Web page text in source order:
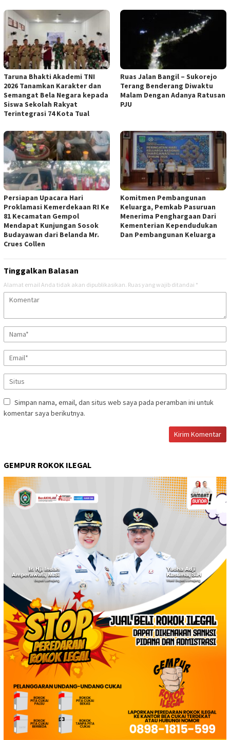
Taruna Bhakti Akademi TNI
2026 Tanamkan Karakter dan
Semangat Bela Negara kepada
Siswa Sekolah Rakyat
Terintegrasi 74 Kota Tual
Ruas Jalan Bangil – Sukorejo
Terang Benderang Diwaktu
Malam Dengan Adanya Ratusan
PJU
Persiapan Upacara Hari
Proklamasi Kemerdekaan RI Ke
81 Kecamatan Gempol
Mendapat Kunjungan Sosok
Budayawan dari Belanda Mr.
Crues Collen
Komitmen Pembangunan
Keluarga, Pemkab Pasuruan
Menerima Penghargaan Dari
Kementerian Kependudukan
Dan Pembangunan Keluarga
Tinggalkan Balasan
Alamat email Anda tidak akan dipublikasikan. Ruas yang wajib ditandai *
Simpan nama, email, dan situs web saya pada peramban ini untuk
komentar saya berikutnya.
GEMPUR ROKOK ILEGAL